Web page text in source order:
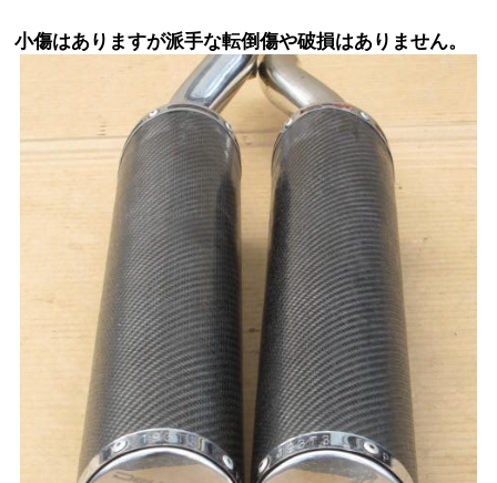
小傷はありますが派手な転倒傷や破損はありません。